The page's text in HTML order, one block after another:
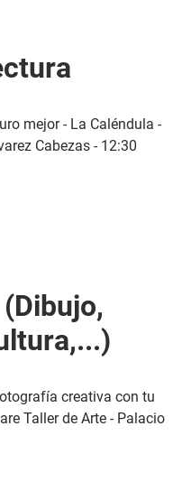
mejor - La Caléndula -
Cabezas - 12:30
creativa con tu
Taller de Arte - Palacio